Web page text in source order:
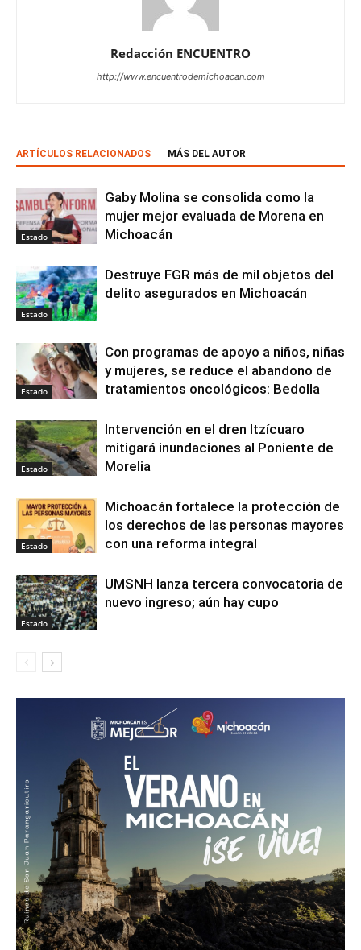
Redacción ENCUENTRO
http://www.encuentrodemichoacan.com
ARTÍCULOS RELACIONADOS MÁS DEL AUTOR
Estado
Gaby Molina se consolida como la
mujer mejor evaluada de Morena en
Michoacán
Estado
Destruye FGR más de mil objetos del
delito asegurados en Michoacán
Estado
Con programas de apoyo a niños, niñas
y mujeres, se reduce el abandono de
tratamientos oncológicos: Bedolla
Estado
Intervención en el dren Itzícuaro
mitigará inundaciones al Poniente de
Morelia
Estado
Michoacán fortalece la protección de
los derechos de las personas mayores
con una reforma integral
Estado
UMSNH lanza tercera convocatoria de
nuevo ingreso; aún hay cupo